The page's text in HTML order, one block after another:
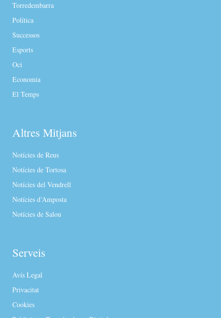
Torredembarra
Política
Successos
Esports
Oci
Economia
El Temps
Altres Mitjans
Notícies de Reus
Notícies de Tortosa
Notícies del Vendrell
Notícies d’Amposta
Notícies de Salou
Serveis
Avís Legal
Privacitat
Cookies